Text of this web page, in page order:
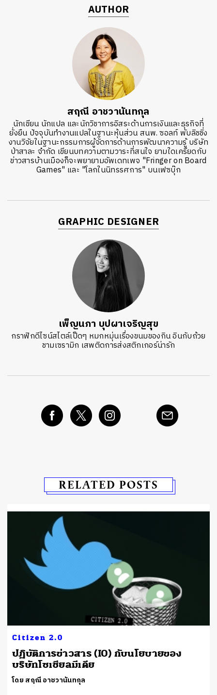
AUTHOR
สฤณี อาชวานันทกุล
นักเขียน นักแปล และนักวิชาการอิสระด้านการเงินและธุรกิจที่
ยั่งยืน ปัจจุบันทำงานแปลในฐานะหุ้นส่วน สนพ. ซอลท์ พับลิชชิ่ง
งานวิจัยในฐานะกรรมการผู้จัดการด้านการพัฒนาความรู้ บริษัท
ป่าสาละ จำกัด เขียนบทความตามวาระที่สนใจ ยามใดเครียดกับ
ข่าวสารบ้านเมืองก็จะพยายามอัพเดทเพจ "Fringer on Board
Games" และ "โลกในนิทรรศการ" บนเฟซบุ๊ก
GRAPHIC DESIGNER
เพ็ญนภา บุปผาเจริญสุข
กราฟิกดีไซน์สไตล์เป็ดๆ หมกหมุ่นเรื่องขนมของกิน อินกับถ้วย
ชามเซรามิก เสพติดการส่งสติกเกอร์น่ารัก
RELATED POSTS
Citizen 2.0
ปฏิบัติการข่าวสาร (IO) กับนโยบายของ
บริษัทโซเชียลมีเดีย
โดย สฤณี อาชวานันทกุล